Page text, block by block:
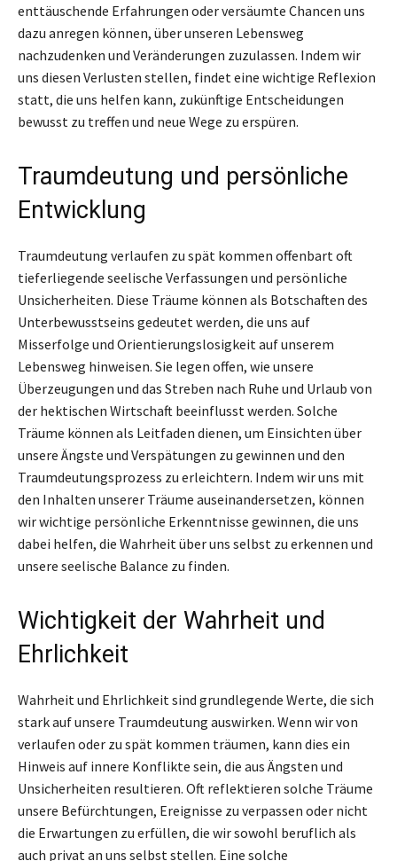
enttäuschende Erfahrungen oder versäumte Chancen uns
dazu anregen können, über unseren Lebensweg
nachzudenken und Veränderungen zuzulassen. Indem wir
uns diesen Verlusten stellen, findet eine wichtige Reflexion
statt, die uns helfen kann, zukünftige Entscheidungen
bewusst zu treffen und neue Wege zu erspüren.
Traumdeutung und persönliche
Entwicklung
Traumdeutung verlaufen zu spät kommen offenbart oft
tieferliegende seelische Verfassungen und persönliche
Unsicherheiten. Diese Träume können als Botschaften des
Unterbewusstseins gedeutet werden, die uns auf
Misserfolge und Orientierungslosigkeit auf unserem
Lebensweg hinweisen. Sie legen offen, wie unsere
Überzeugungen und das Streben nach Ruhe und Urlaub von
der hektischen Wirtschaft beeinflusst werden. Solche
Träume können als Leitfaden dienen, um Einsichten über
unsere Ängste und Verspätungen zu gewinnen und den
Traumdeutungsprozess zu erleichtern. Indem wir uns mit
den Inhalten unserer Träume auseinandersetzen, können
wir wichtige persönliche Erkenntnisse gewinnen, die uns
dabei helfen, die Wahrheit über uns selbst zu erkennen und
unsere seelische Balance zu finden.
Wichtigkeit der Wahrheit und
Ehrlichkeit
Wahrheit und Ehrlichkeit sind grundlegende Werte, die sich
stark auf unsere Traumdeutung auswirken. Wenn wir von
verlaufen oder zu spät kommen träumen, kann dies ein
Hinweis auf innere Konflikte sein, die aus Ängsten und
Unsicherheiten resultieren. Oft reflektieren solche Träume
unsere Befürchtungen, Ereignisse zu verpassen oder nicht
die Erwartungen zu erfüllen, die wir sowohl beruflich als
auch privat an uns selbst stellen. Eine solche